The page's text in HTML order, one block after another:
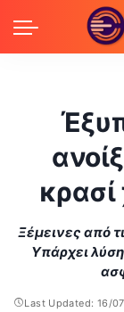
Ξέμεινες από
Υπάρχει
Last Updated: 16/